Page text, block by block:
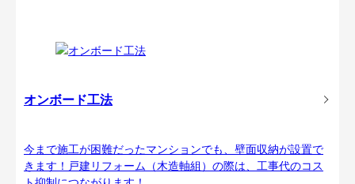
オンボード工法
今まで施工が困難だったマンションでも、壁面収納が設置で
きます！戸建リフォーム（木造軸組）の際は、工事代のコス